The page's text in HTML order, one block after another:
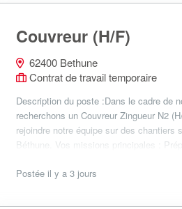
Couvreur (H/F)
62400 Bethune
Contrat de travail temporaire
Description du poste :Dans le cadre de
recherchons un Couvreur Zingueur N2
rejoindre notre équipe sur des chantiers
Béthune. Vos missions principales :
Postée il y a 3 jours